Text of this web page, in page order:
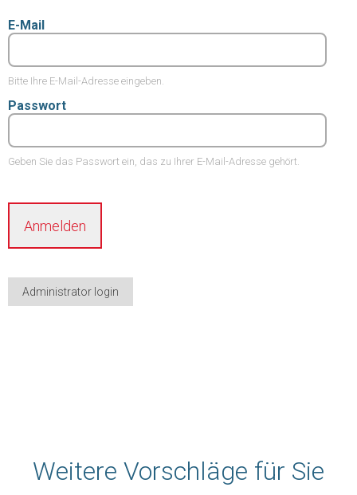
E-Mail
Bitte Ihre E-Mail-Adresse eingeben.
Passwort
Geben Sie das Passwort ein, das zu Ihrer E-Mail-Adresse gehört.
Weitere Vorschläge für Sie